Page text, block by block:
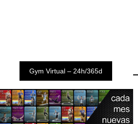
Gym Virtual – 24h/365d